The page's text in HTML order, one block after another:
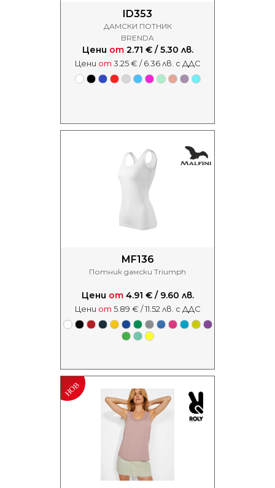
ID353
ДАМСКИ ПОТНИК
BRENDA
Цени от2.71 € / 5.30 лв.
Цени от 3.25 € / 6.36 лв. с ДДС
MF136
Потник дамски Triumph
Цени от4.91 € / 9.60 лв.
Цени от 5.89 € / 11.52 лв. с ДДС